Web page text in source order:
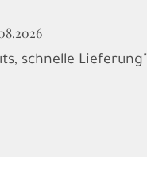
schnelle Lieferung"